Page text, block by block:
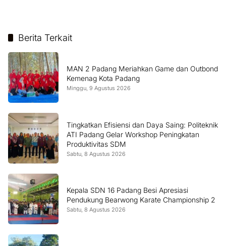
Berita Terkait
MAN 2 Padang Meriahkan Game dan Outbond
Kemenag Kota Padang
Minggu, 9 Agustus 2026
Tingkatkan Efisiensi dan Daya Saing: Politeknik
ATI Padang Gelar Workshop Peningkatan
Produktivitas SDM
Sabtu, 8 Agustus 2026
Kepala SDN 16 Padang Besi Apresiasi
Pendukung Bearwong Karate Championship 2
Sabtu, 8 Agustus 2026